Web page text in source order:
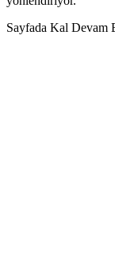
Sayfada Kal Devam